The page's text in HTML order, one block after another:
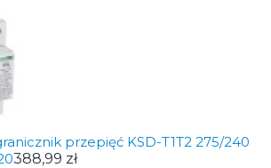
przepięć KSD-T1T2 275/240
388,99 zł